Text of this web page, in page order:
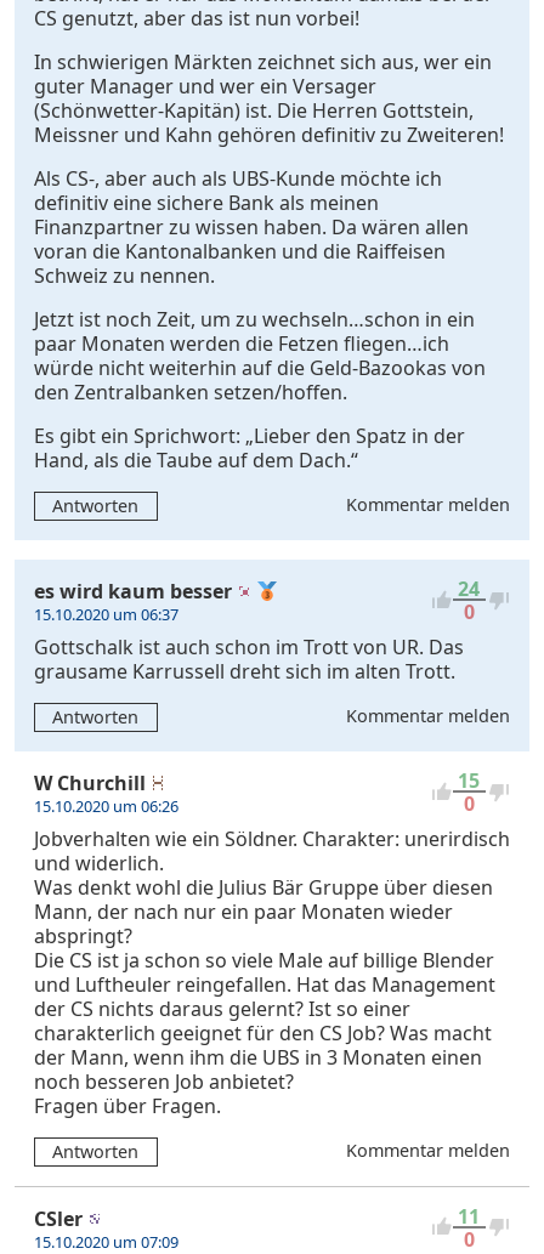
CS genutzt, aber das ist nun vorbei!
In schwierigen Märkten zeichnet sich aus, wer ein
guter Manager und wer ein Versager
(Schönwetter-Kapitän) ist. Die Herren Gottstein,
Meissner und Kahn gehören definitiv zu Zweiteren!
Als CS-, aber auch als UBS-Kunde möchte ich
definitiv eine sichere Bank als meinen
Finanzpartner zu wissen haben. Da wären allen
voran die Kantonalbanken und die Raiffeisen
Schweiz zu nennen.
Jetzt ist noch Zeit, um zu wechseln…schon in ein
paar Monaten werden die Fetzen fliegen…ich
würde nicht weiterhin auf die Geld-Bazookas von
den Zentralbanken setzen/hoffen.
Es gibt ein Sprichwort: „Lieber den Spatz in der
Hand, als die Taube auf dem Dach.“
Antworten Kommentar melden
24
0
es wird kaum besser
15.10.2020 um 06:37
Gottschalk ist auch schon im Trott von UR. Das
grausame Karrussell dreht sich im alten Trott.
Antworten Kommentar melden
15
0
W Churchill
15.10.2020 um 06:26
Jobverhalten wie ein Söldner. Charakter: unerirdisch
und widerlich.
Was denkt wohl die Julius Bär Gruppe über diesen
Mann, der nach nur ein paar Monaten wieder
abspringt?
Die CS ist ja schon so viele Male auf billige Blender
und Luftheuler reingefallen. Hat das Management
der CS nichts daraus gelernt? Ist so einer
charakterlich geeignet für den CS Job? Was macht
der Mann, wenn ihm die UBS in 3 Monaten einen
noch besseren Job anbietet?
Fragen über Fragen.
Antworten Kommentar melden
11
0
CSler
15.10.2020 um 07:09